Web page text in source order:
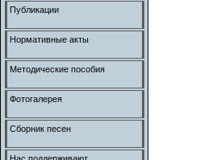
Публикации
Нормативные акты
Методические пособия
Фотогалерея
Сборник песен